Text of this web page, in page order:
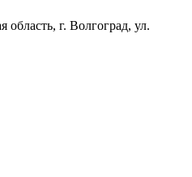
область, г. Волгоград, ул.